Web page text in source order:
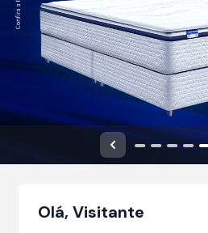
Anterior
Olá, Visitante